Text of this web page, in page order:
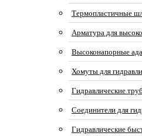
Термопластичные
Арматура для
Высоконапорные
Хомуты для
Гидравлические
Соединители для
Гидравлические